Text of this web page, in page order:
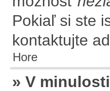
Pokiaľ si ste
kontaktujte
Hore
» V